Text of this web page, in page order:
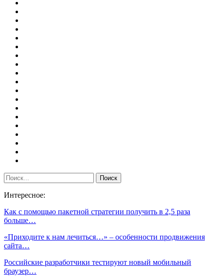
Интересное:
Как с помощью пакетной стратегии получить в 2,5 раза
больше…
«Приходите к нам лечиться…» – особенности продвижения
сайта…
Российские разработчики тестируют новый мобильный
браузер…